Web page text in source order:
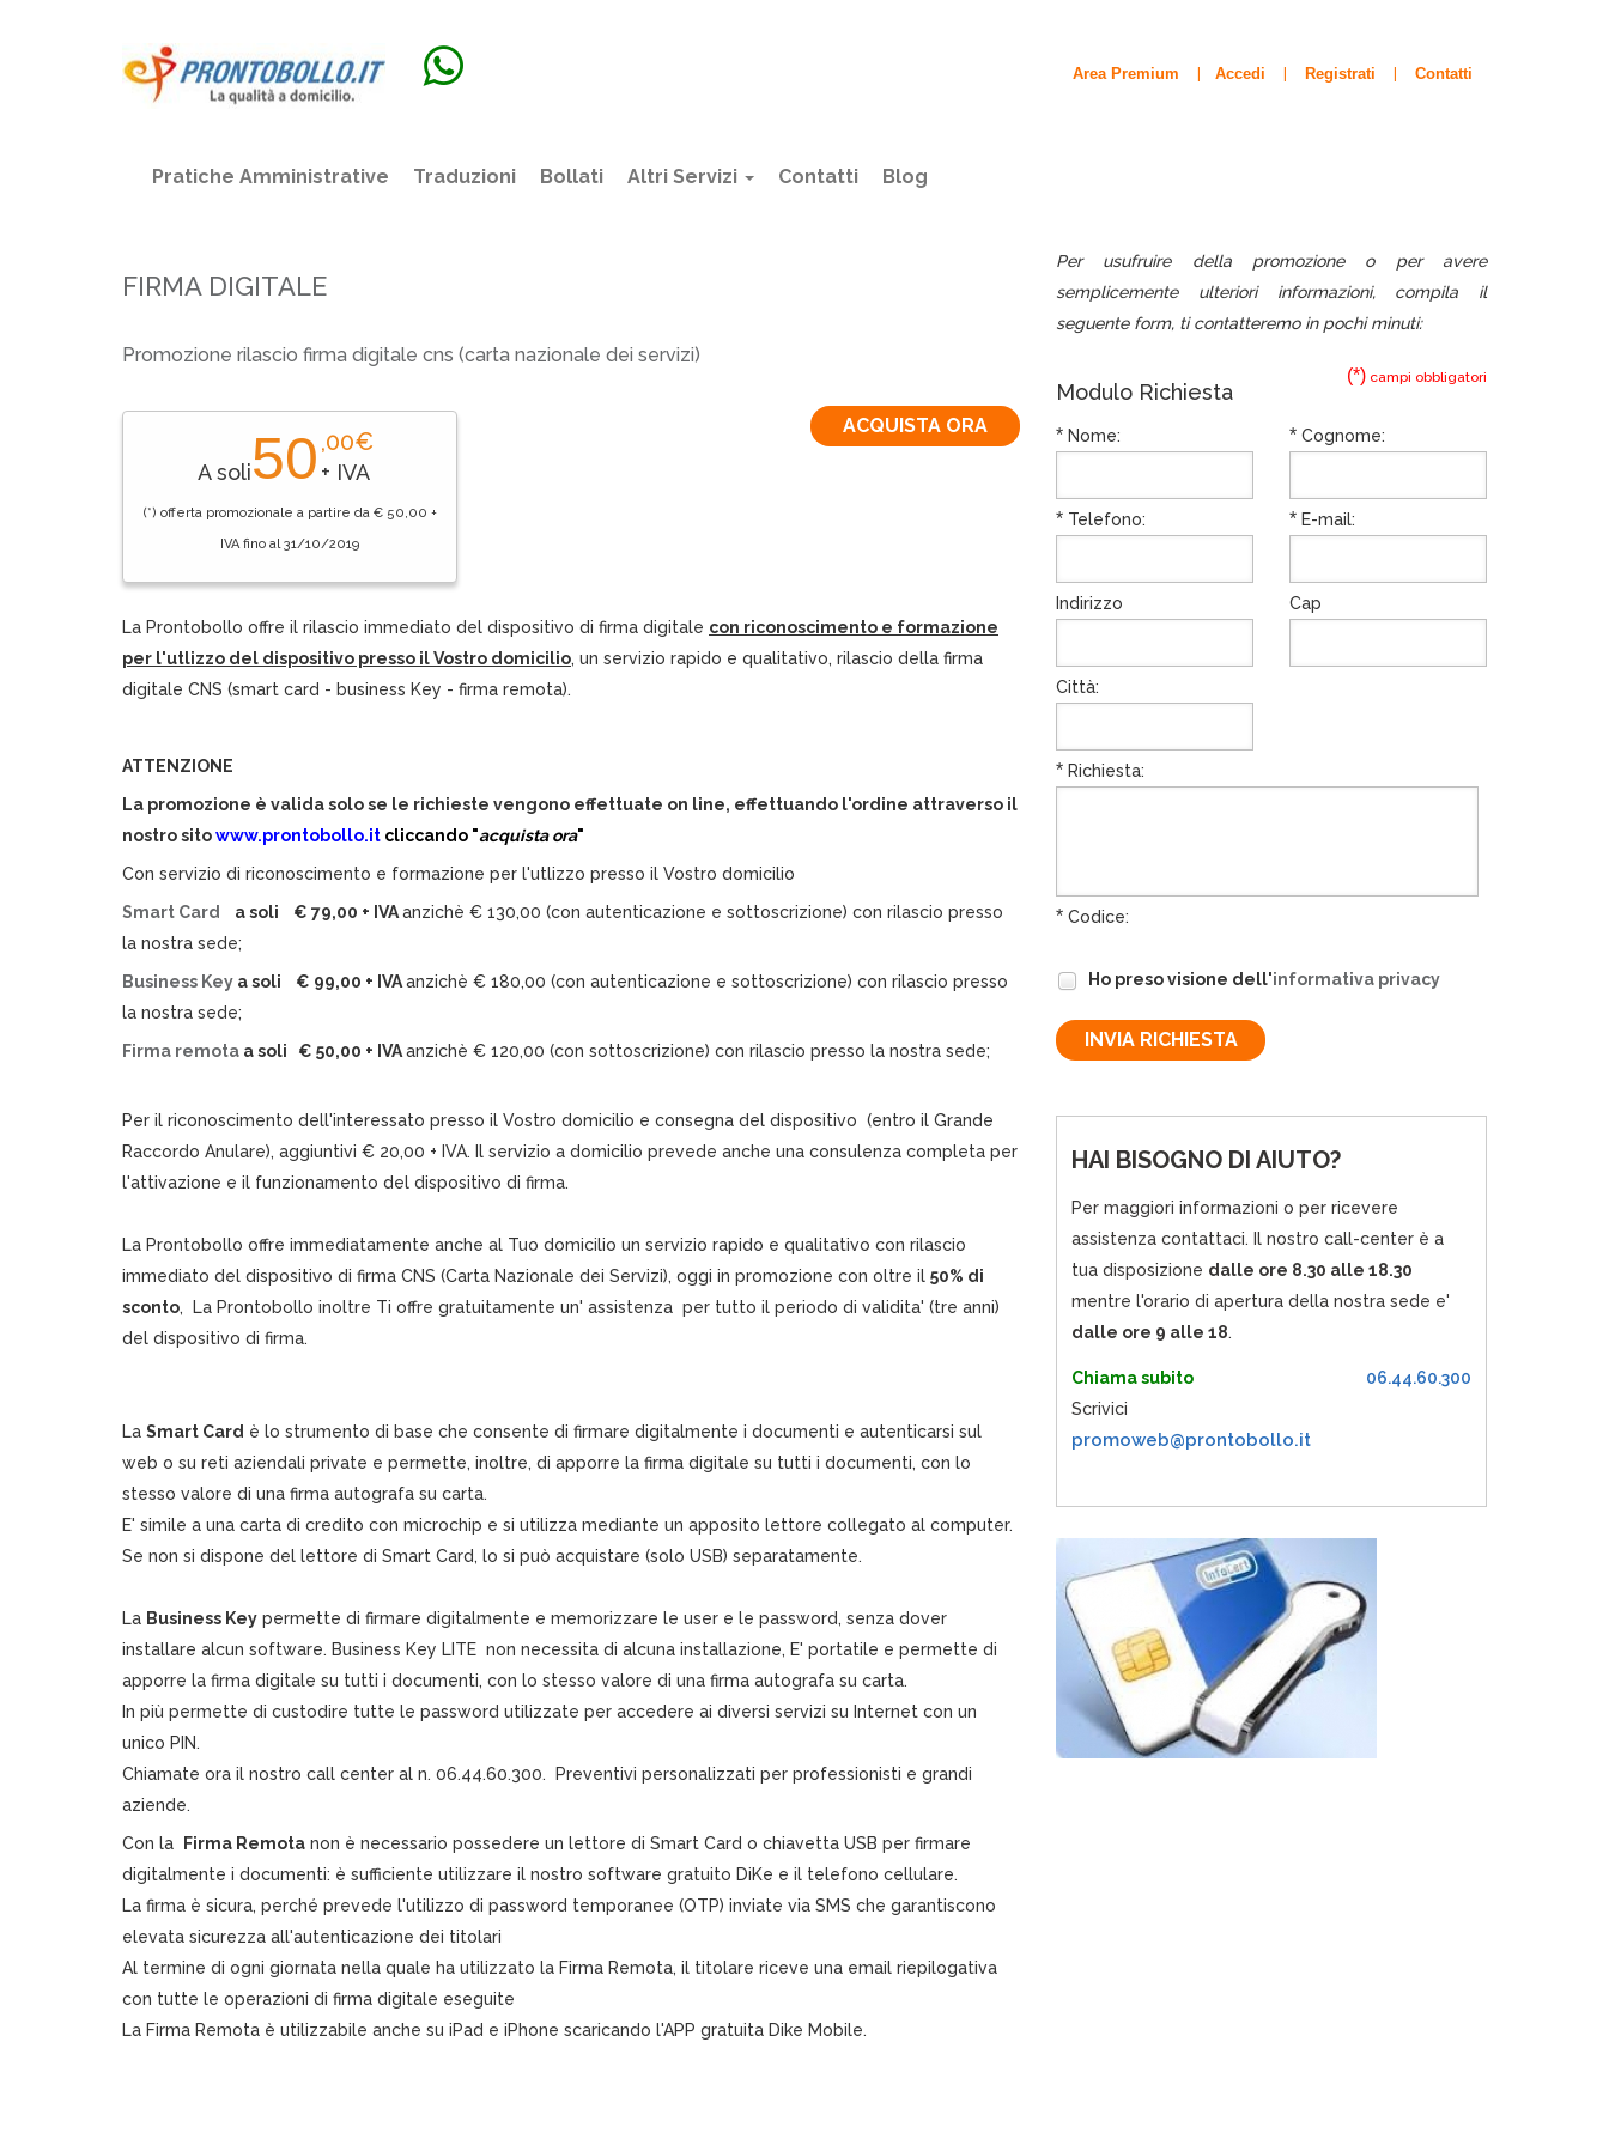
Area Premium Accedi Registrati Contatti
Pratiche Amministrative Traduzioni Bollati Altri Servizi Contatti Blog
FIRMA DIGITALE
Promozione rilascio firma digitale cns (carta nazionale dei servizi)
A soli50 ,00€
+ IVA
(*) offerta promozionale a partire da € 50,00 +
IVA fino al 31/10/2019
ACQUISTA ORA
La Prontobollo offre il rilascio immediato del dispositivo di firma digitale con riconoscimento e formazione
per l'utlizzo del dispositivo presso il Vostro domicilio, un servizio rapido e qualitativo, rilascio della firma
digitale CNS (smart card - business Key - firma remota).
ATTENZIONE
La promozione è valida solo se le richieste vengono effettuate on line, effettuando l'ordine attraverso il
nostro sitowww.prontobollo.it cliccando "acquista ora"
Con servizio di riconoscimento e formazione per l'utlizzo presso il Vostro domicilio
Smart Card
a soli € 79,00 + IVAanzichè € 130,00 (con autenticazione e sottoscrizione) con rilascio presso
la nostra sede;
Business Key a soli € 99,00 + IVAanzichè € 180,00 (con autenticazione e sottoscrizione) con rilascio presso
la nostra sede;
Firma remota a soli € 50,00 + IVAanzichè € 120,00 (con sottoscrizione) con rilascio presso la nostra sede;
Per il riconoscimento dell'interessato presso il Vostro domicilio e consegna del dispositivo (entro il Grande
Raccordo Anulare), aggiuntivi € 20,00 + IVA. Il servizio a domicilio prevede anche una consulenza completa per
l'attivazione e il funzionamento del dispositivo di firma.
La Prontobollo offre immediatamente anche al Tuo domicilio un servizio rapido e qualitativo con rilascio
immediato del dispositivo di firma CNS (Carta Nazionale dei Servizi), oggi in promozione con oltre il 50% di
sconto, La Prontobollo inoltre Ti offre gratuitamente un' assistenza per tutto il periodo di validita' (tre anni)
del dispositivo di firma.
La Smart Card è lo strumento di base che consente di firmare digitalmente i documenti e autenticarsi sul
web o su reti aziendali private e permette, inoltre, di apporre la firma digitale su tutti i documenti, con lo
stesso valore di una firma autografa su carta.
E' simile a una carta di credito con microchip e si utilizza mediante un apposito lettore collegato al computer.
Se non si dispone del lettore di Smart Card, lo si può acquistare (solo USB) separatamente.
La Business Key permette di firmare digitalmente e memorizzare le user e le password, senza dover
installare alcun software. Business Key LITE non necessita di alcuna installazione, E' portatile e permette di
apporre la firma digitale su tutti i documenti, con lo stesso valore di una firma autografa su carta.
In più permette di custodire tutte le password utilizzate per accedere ai diversi servizi su Internet con un
unico PIN.
Chiamate ora il nostro call center al n. 06.44.60.300. Preventivi personalizzati per professionisti e grandi
aziende.
Con la
Firma Remota non è necessario possedere un lettore di Smart Card o chiavetta USB per firmare
digitalmente i documenti: è sufficiente utilizzare il nostro software gratuito DiKe e il telefono cellulare.
La firma è sicura, perché prevede l'utilizzo di password temporanee (OTP) inviate via SMS che garantiscono
elevata sicurezza all'autenticazione dei titolari
Al termine di ogni giornata nella quale ha utilizzato la Firma Remota, il titolare riceve una email riepilogativa
con tutte le operazioni di firma digitale eseguite
La Firma Remota è utilizzabile anche su iPad e iPhone scaricando l'APP gratuita Dike Mobile.
Per usufruire della promozione o per avere
semplicemente ulteriori informazioni, compila il
seguente form, ti contatteremo in pochi minuti:
Modulo Richiesta
(*) campi obbligatori
* Nome: * Cognome:
* Telefono: * E-mail:
Indirizzo Cap
Città:
* Richiesta:
* Codice:
Ho preso visione dell'informativa privacy
HAI BISOGNO DI AIUTO?
Per maggiori informazioni o per ricevere
assistenza contattaci. Il nostro call-center è a
tua disposizione dalle ore 8.30 alle 18.30
mentre l'orario di apertura della nostra sede e'
dalle ore 9 alle 18.
Chiama subito
06.44.60.300
Scrivici
promoweb@prontobollo.it